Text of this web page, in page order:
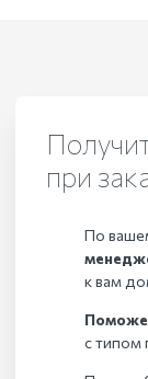
при
По
к вам
с типом